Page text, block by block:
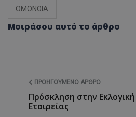
ΟΜΟΝΟΙΑ
Μοιράσου αυτό το άρθρο
ΠΡΟΗΓΟΎΜΕΝΟ ΆΡΘΡΟ
Πρόσκληση στην
Εταιρείας